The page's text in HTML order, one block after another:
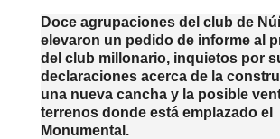
Doce agrupaciones del club de
elevaron un pedido de informe al
del club millonario, inquietos por
declaraciones acerca de la
una nueva cancha y la posible
terrenos donde está emplazado el
Monumental.